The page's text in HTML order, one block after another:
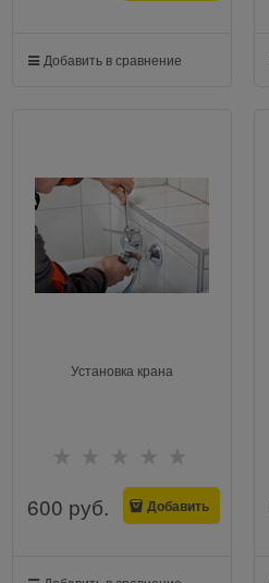
Добавить в сравнение
Установка крана
600 руб. Добавить